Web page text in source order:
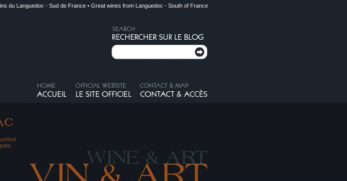
du Languedoc - Sud de France • Great wines from Languedoc - South of France